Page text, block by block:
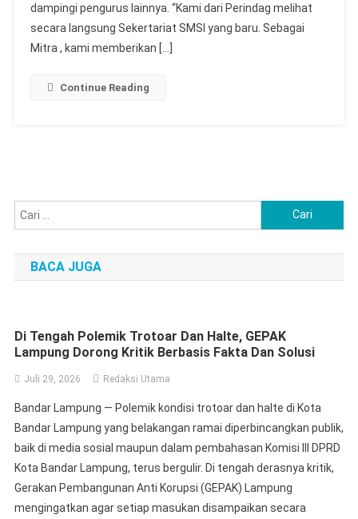
dampingi pengurus lainnya. “Kami dari Perindag melihat
secara langsung Sekertariat SMSI yang baru. Sebagai
Mitra , kami memberikan […]
Continue Reading
untuk:
BACA JUGA
Di Tengah Polemik Trotoar Dan Halte, GEPAK
Lampung Dorong Kritik Berbasis Fakta Dan Solusi
Juli 29, 2026 Redaksi Utama
Bandar Lampung — Polemik kondisi trotoar dan halte di Kota
Bandar Lampung yang belakangan ramai diperbincangkan publik,
baik di media sosial maupun dalam pembahasan Komisi III DPRD
Kota Bandar Lampung, terus bergulir. Di tengah derasnya kritik,
Gerakan Pembangunan Anti Korupsi (GEPAK) Lampung
mengingatkan agar setiap masukan disampaikan secara